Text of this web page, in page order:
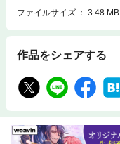
ファイルサイズ
3.48 MB
作品をシェアする